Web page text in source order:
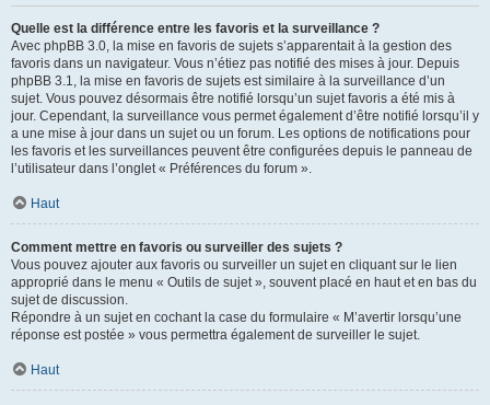
Quelle est la différence entre les favoris et la surveillance ?
Avec phpBB 3.0, la mise en favoris de sujets s’apparentait à la gestion des
favoris dans un navigateur. Vous n’étiez pas notifié des mises à jour. Depuis
phpBB 3.1, la mise en favoris de sujets est similaire à la surveillance d’un
sujet. Vous pouvez désormais être notifié lorsqu’un sujet favoris a été mis à
jour. Cependant, la surveillance vous permet également d’être notifié lorsqu’il y
a une mise à jour dans un sujet ou un forum. Les options de notifications pour
les favoris et les surveillances peuvent être configurées depuis le panneau de
l’utilisateur dans l’onglet « Préférences du forum ».
Haut
Comment mettre en favoris ou surveiller des sujets ?
Vous pouvez ajouter aux favoris ou surveiller un sujet en cliquant sur le lien
approprié dans le menu « Outils de sujet », souvent placé en haut et en bas du
sujet de discussion.
Répondre à un sujet en cochant la case du formulaire « M’avertir lorsqu’une
réponse est postée » vous permettra également de surveiller le sujet.
Haut